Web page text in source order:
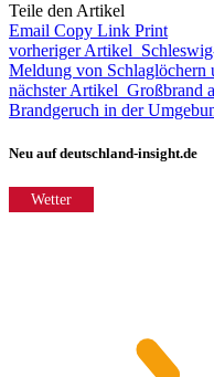
Teile den Artikel
Email Copy Link Print
vorheriger Artikel
Meldung von Schlaglöchern
nächster Artikel Großbrand
Brandgeruch in der
Neu auf deutschland-insight.de
Wetter